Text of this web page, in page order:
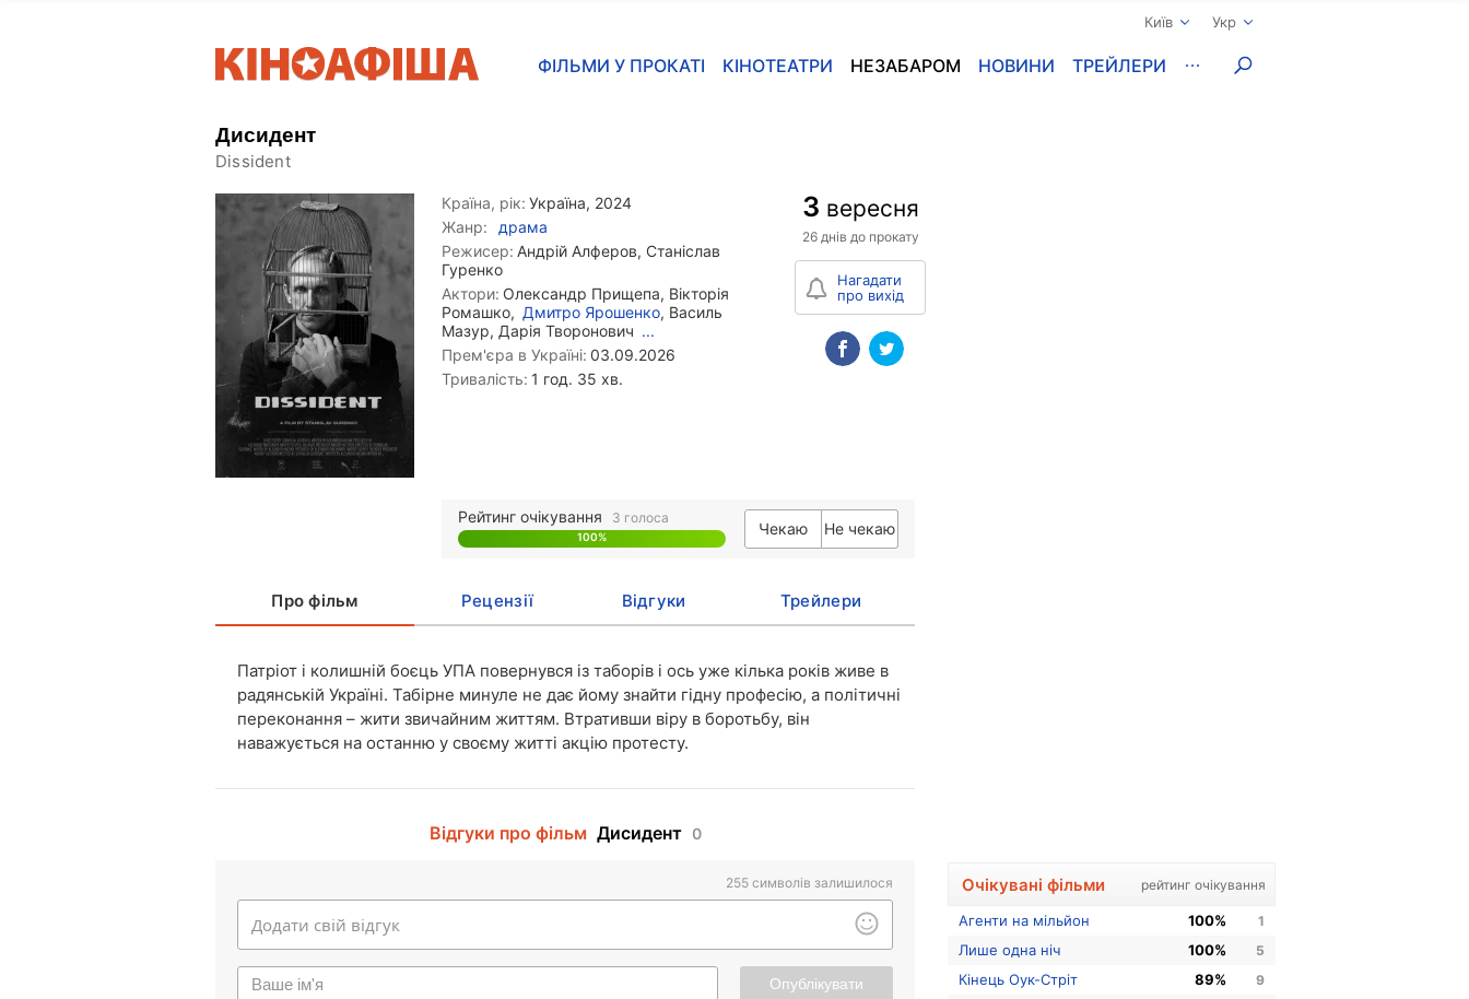
Київ Укр
ФІЛЬМИ У ПРОКАТІ КІНОТЕАТРИ НЕЗАБАРОМ НОВИНИ ТРЕЙЛЕРИ
Дисидент
Dissident
Країна, рік: Україна, 2024
Жанр:
драма
Режисер: Андрій Алферов, Станіслав
Гуренко
Актори: Олександр Прищепа, Вікторія
Ромашко, Дмитро Ярошенко, Василь
Мазур, Дарія Творонович ...
Прем'єра в Україні: 03.09.2026
Тривалість: 1 год. 35 хв.
3 вересня
26 днів до прокату
Нагадати
про вихід
Рейтинг очікування 3 голоса
100% Чекаю Не чекаю
Про фільм Рецензії Відгуки Трейлери
Патріот і колишній боєць УПА повернувся із таборів і ось уже кілька років живе в
радянській Україні. Табірне минуле не дає йому знайти гідну професію, а політичні
переконання – жити звичайним життям. Втративши віру в боротьбу, він
наважується на останню у своєму житті акцію протесту.
Відгуки про фільм Дисидент 0
255 символів залишилося
Опублікувати
Очікувані фільми рейтинг очікування
Агенти на мільйон 100% 1
Лише одна ніч 100% 5
Кінець Оук-Стріт 89% 9